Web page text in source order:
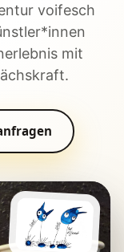
voifesch
mit